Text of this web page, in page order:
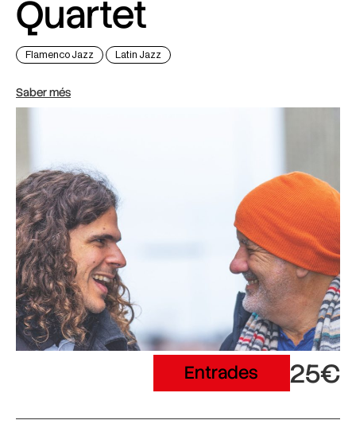
Quartet
Flamenco Jazz Latin Jazz
Saber més
Entrades 25€